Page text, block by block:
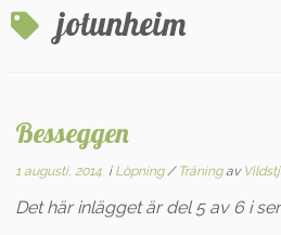
jotunheim
Besseggen
1 augusti, 2014 i Löpning/ Träningav
Det här inlägget är del 5 av 6 i